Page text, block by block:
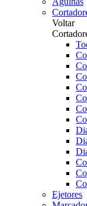
Voltar
Ejetores